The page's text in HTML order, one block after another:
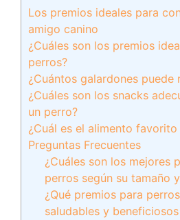
Los premios ideales para
amigo canino
¿Cuáles son los premios
perros?
¿Cuántos galardones puede
¿Cuáles son los snacks
un perro?
¿Cuál es el alimento
Preguntas Frecuentes
¿Cuáles son los mejores
perros según su tamaño
¿Qué premios para
saludables y